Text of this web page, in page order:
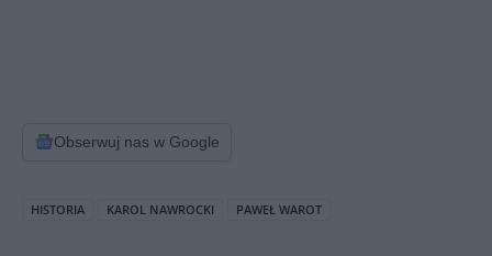
Obserwuj nas w Google
HISTORIA KAROL NAWROCKI PAWEŁ WAROT